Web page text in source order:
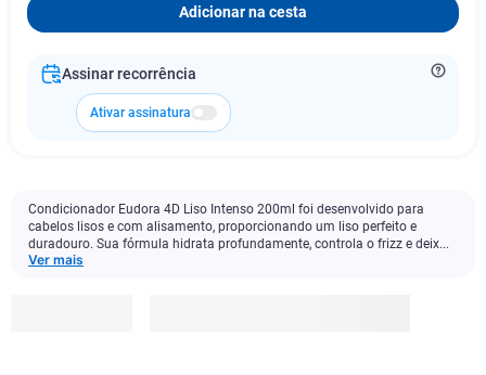
Adicionar na cesta
Assinar recorrência
Ativar assinatura
Condicionador Eudora 4D Liso Intenso 200ml foi desenvolvido para
cabelos lisos e com alisamento, proporcionando um liso perfeito e
duradouro. Sua fórmula hidrata profundamente, controla o frizz e deix...
Ver mais